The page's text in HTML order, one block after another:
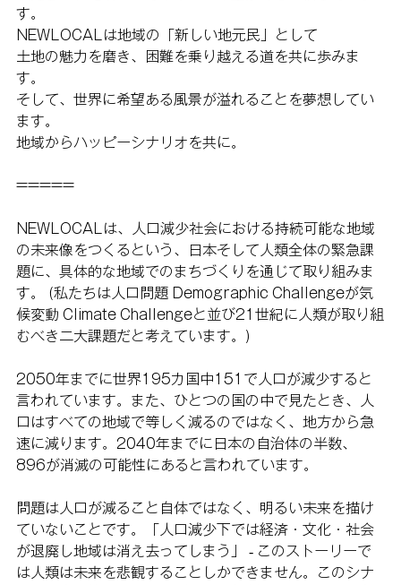
す。
NEWLOCALは地域の「新しい地元民」として
土地の魅力を磨き、困難を乗り越える道を共に歩みま
す。
そして、世界に希望ある風景が溢れることを夢想してい
ます。
地域からハッピーシナリオを共に。
=====
NEWLOCALは、人口減少社会における持続可能な地域
の未来像をつくるという、日本そして人類全体の緊急課
題に、具体的な地域でのまちづくりを通じて取り組みま
す。 (私たちは人口問題 Demographic Challengeが気
候変動 Climate Challengeと並び21世紀に人類が取り組
むべき二大課題だと考えています。)
2050年までに世界195カ国中151で人口が減少すると
言われています。また、ひとつの国の中で見たとき、人
口はすべての地域で等しく減るのではなく、地方から急
速に減ります。2040年までに日本の自治体の半数、
896が消滅の可能性にあると言われています。
問題は人口が減ること自体ではなく、明るい未来を描け
ていないことです。「人口減少下では経済・文化・社会
が退廃し地域は消え去ってしまう」 - このストーリーで
は人類は未来を悲観することしかできません。このシナ